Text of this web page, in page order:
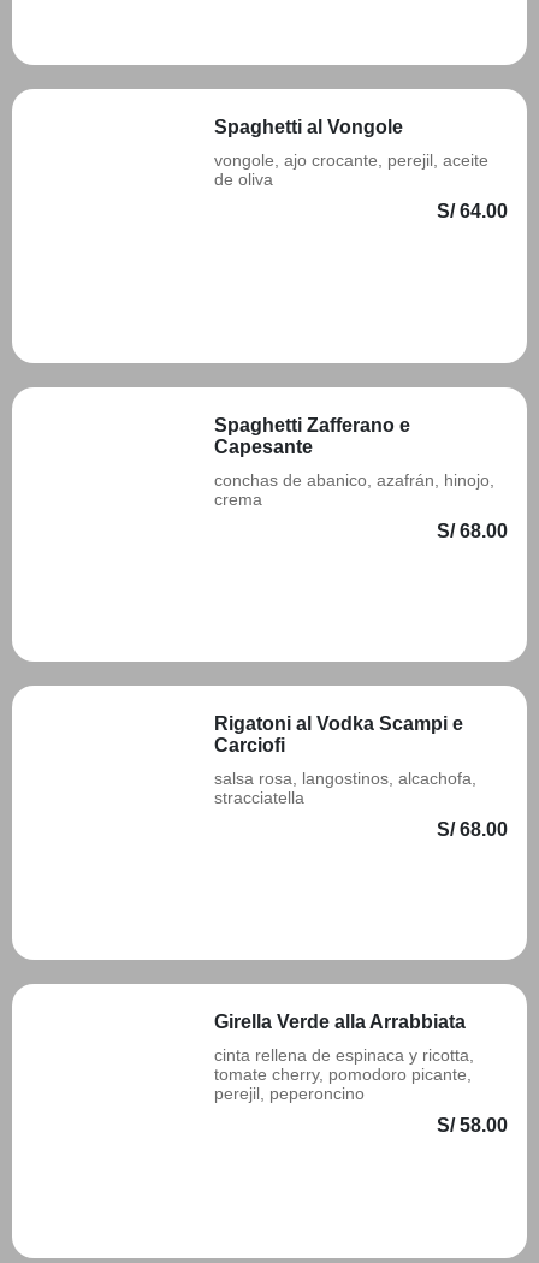
Spaghetti al Vongole
vongole, ajo crocante, perejil, aceite
de oliva
S/ 64.00
Spaghetti Zafferano e
Capesante
conchas de abanico, azafrán, hinojo,
crema
S/ 68.00
Rigatoni al Vodka Scampi e
Carciofi
salsa rosa, langostinos, alcachofa,
stracciatella
S/ 68.00
Girella Verde alla Arrabbiata
cinta rellena de espinaca y ricotta,
tomate cherry, pomodoro picante,
perejil, peperoncino
S/ 58.00